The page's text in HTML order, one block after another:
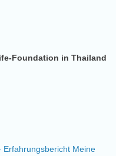
Foundation in Thailand
Erfahrungsbericht Meine